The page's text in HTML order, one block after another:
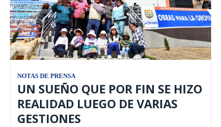
NOTAS DE PRENSA
UN SUEÑO QUE POR FIN SE HIZO
REALIDAD LUEGO DE VARIAS
GESTIONES